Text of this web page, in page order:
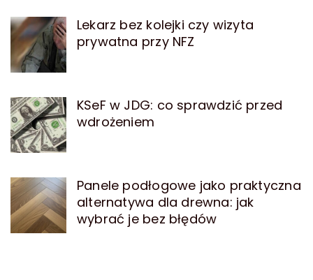
Lekarz bez kolejki czy wizyta
prywatna przy NFZ
KSeF w JDG: co sprawdzić przed
wdrożeniem
Panele podłogowe jako praktyczna
alternatywa dla drewna: jak
wybrać je bez błędów